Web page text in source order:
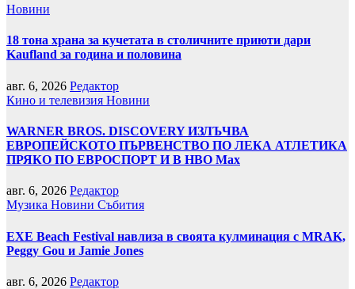
Новини
18 тона храна за кучетата в столичните приюти дари
Kaufland за година и половина
авг. 6, 2026 Редактор
Кино и телевизия Новини
WARNER BROS. DISCOVERY ИЗЛЪЧВА
ЕВРОПЕЙСКОТО ПЪРВЕНСТВО ПО ЛЕКА АТЛЕТИКА
ПРЯКО ПО ЕВРОСПОРТ И В НВО Мах
авг. 6, 2026 Редактор
Музика Новини Събития
EXE Beach Festival навлиза в своята кулминация с MRAK,
Peggy Gou и Jamie Jones
авг. 6, 2026 Редактор